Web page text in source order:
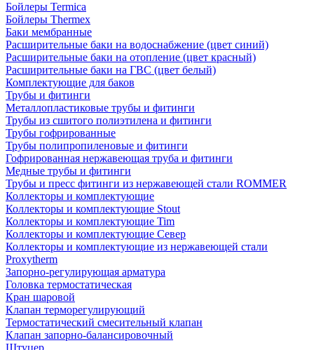
Бойлеры Termica
Бойлеры Thermex
Баки мембранные
Расширительные баки на водоснабжение (цвет синий)
Расширительные баки на отопление (цвет красный)
Расширительные баки на ГВС (цвет белый)
Комплектующие для баков
Трубы и фитинги
Металлопластиковые трубы и фитинги
Трубы из сшитого полиэтилена и фитинги
Трубы гофрированные
Трубы полипропиленовые и фитинги
Гофрированная нержавеющая труба и фитинги
Медные трубы и фитинги
Трубы и пресс фитинги из нержавеющей стали ROMMER
Коллекторы и комплектующие
Коллекторы и комплектующие Stout
Коллекторы и комплектующие Tim
Коллекторы и комплектующие Север
Коллекторы и комплектующие из нержавеющей стали
Proxytherm
Запорно-регулирующая арматура
Головка термостатическая
Кран шаровой
Клапан терморегулирующий
Термостатический смесительный клапан
Клапан запорно-балансировочный
Штуцер